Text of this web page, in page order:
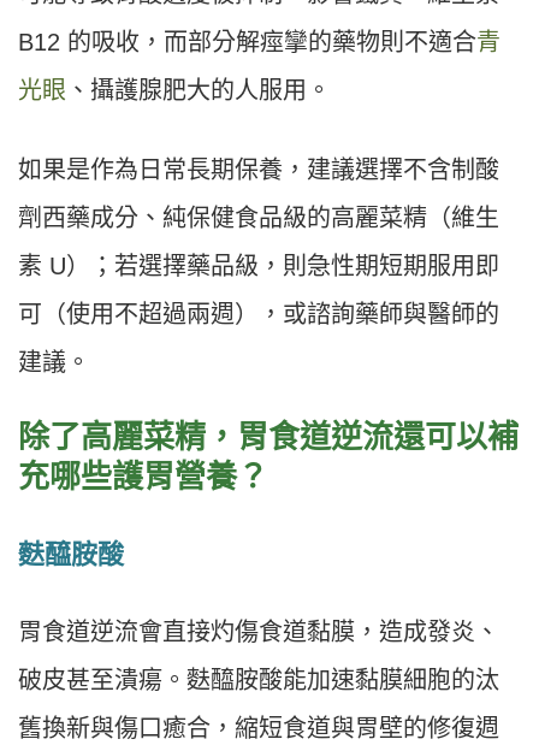
B12 的吸收，而部分解痙攣的藥物則不適合青
光眼 、攝護腺肥大的人服用。
如果是作為日常長期保養，建議選擇不含制酸
劑西藥成分、純保健食品級的高麗菜精（維生
素 U）；若選擇藥品級，則急性期短期服用即
可（使用不超過兩週），或諮詢藥師與醫師的
建議。
除了高麗菜精，胃食道逆流還可以補
充哪些護胃營養？
麩醯胺酸
胃食道逆流會直接灼傷食道黏膜，造成發炎、
破皮甚至潰瘍。麩醯胺酸能加速黏膜細胞的汰
舊換新與傷口癒合，縮短食道與胃壁的修復週